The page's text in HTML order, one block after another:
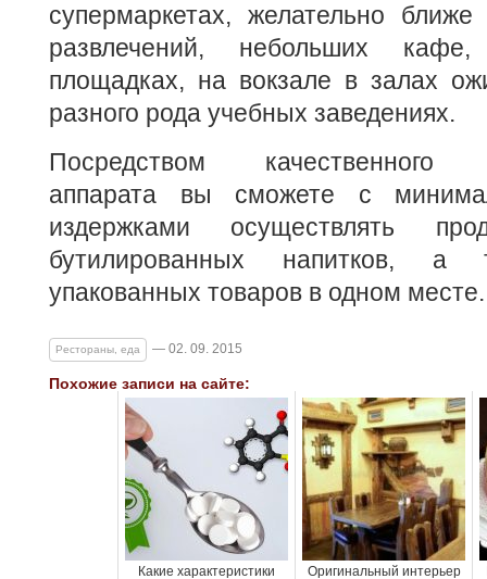
супермаркетах, желательно
развлечений, небольших
площадках, на вокзале в залах
разного рода учебных заведениях.
Посредством качественного
аппарата вы сможете с
издержками осуществлять
бутилированных напитков, а
упакованных товаров в одном месте.
Рестораны, еда — 02. 09. 2015
Похожие записи на сайте:
Какие характеристики
Оригинальный интерьер